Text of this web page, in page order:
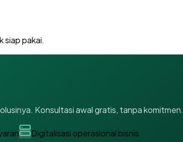
siap pakai.
Konsultasi awal gratis, tanpa komitmen.
Digitalisasi operasional bisnis